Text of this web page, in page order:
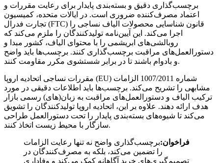
برچسب‌گذاری دقیق و بسته‌بندی پایدار برای رعایت مقررات و
اعتماد مصرف‌کننده ضروری است. در ایالات متحده، کمیسیون
تجارت فدرال (FTC) قانون شناسایی محصولات الیاف نساجی را
اجرا می‌کند. این آیین‌نامه تولیدکنندگان را ملزم می‌کند که
روبالشی‌های ابریشمی را با محتوای الیاف، کشور مبدا و
دستورالعمل‌های مراقبت برچسب‌گذاری کنند. برچسب‌ها باید واضح
و بادوام باشند تا در برابر شستشوی مکرر مقاومت کنند.
مقررات نساجی اتحادیه اروپا (EU) شماره 1007/2011 الزامات
مشابهی را تشریح می‌کند. برچسب‌ها باید اطلاعات دقیقی در مورد
ترکیب الیاف و دستورالعمل‌های مراقبت به زبان(های) رسمی بازار
هدف ارائه دهند. علاوه بر این، اتحادیه اروپا تولیدکنندگان را تشویق
می‌کند تا شیوه‌های بسته‌بندی پایدار را تحت دستورالعمل طراحی
سازگار با محیط زیست اتخاذ کنند.
فراخوان:برچسب‌گذاری واضح نه تنها رعایت الزامات
را تضمین می‌کند، بلکه به مصرف‌کنندگان در
تصمیم‌گیری‌های خرید آگاهانه کمک می‌کند و وفاداری